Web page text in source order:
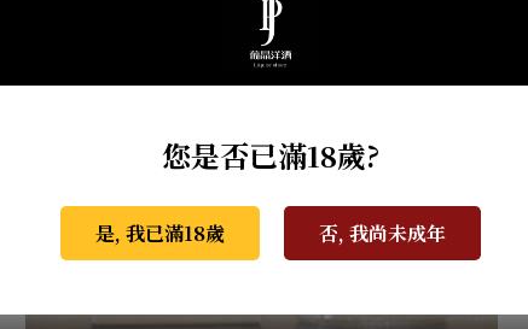
您是否已滿18歲?
是, 我已滿18歲 否, 我尚未成年